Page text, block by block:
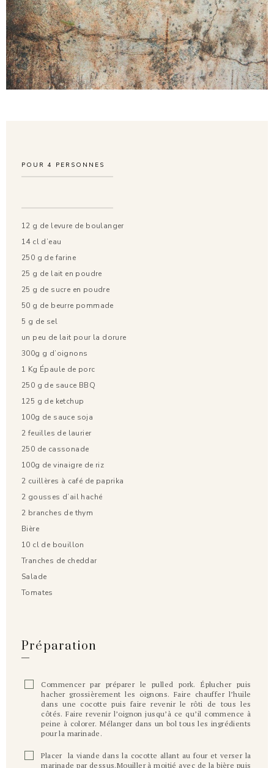
POUR 4 PERSONNES
12 g de levure de boulanger
14 cl d’eau
250 g de farine
25 g de lait en poudre
25 g de sucre en poudre
50 g de beurre pommade
5 g de sel
un peu de lait pour la dorure
300g g d’oignons
1 Kg Épaule de porc
250 g de sauce BBQ
125 g de ketchup
100g de sauce soja
2 feuilles de laurier
250 de cassonade
100g de vinaigre de riz
2 cuillères à café de paprika
2 gousses d’ail haché
2 branches de thym
Bière
10 cl de bouillon
Tranches de cheddar
Salade
Tomates
Préparation
Commencer par préparer le pulled pork. Éplucher puis
hacher grossièrement les oignons. Faire chauffer l’huile
dans une cocotte puis faire revenir le rôti de tous les
côtés. Faire revenir l’oignon jusqu’à ce qu’il commence à
peine à colorer. Mélanger dans un bol tous les ingrédients
pour la marinade.
Placer la viande dans la cocotte allant au four et verser la
marinade par dessus.Mouiller à moitié avec de la bière puis